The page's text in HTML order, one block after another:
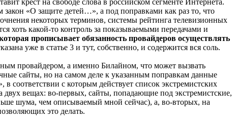
закон «О защите детей…», а под поправками как раз то, что
некоторых терминов, системы рейтинга телевизионных
хоть какой-то контроль за показываемыми передачами и
прописывает обязанность провайдеров осуществлять
уже в статье 3 и тут, собственно, и содержится вся соль.
провайдером, а именно Билайном, что может вызвать
сайты, но на самом деле к указанным поправкам данные
соответствии с которым действует список экстремистских
вещах: во-первых, сайты, попадающие под экстремистские,
шума, чем описываемый мной сейчас), а, во-вторых, на
это делать.